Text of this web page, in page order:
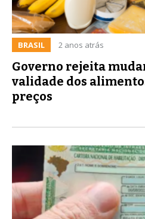
BRASIL 2 anos atrás
Governo rejeita
validade dos
preços